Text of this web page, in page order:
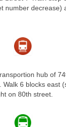
number decrease)
hub of
Walk 6 blocks east
on 80th street.